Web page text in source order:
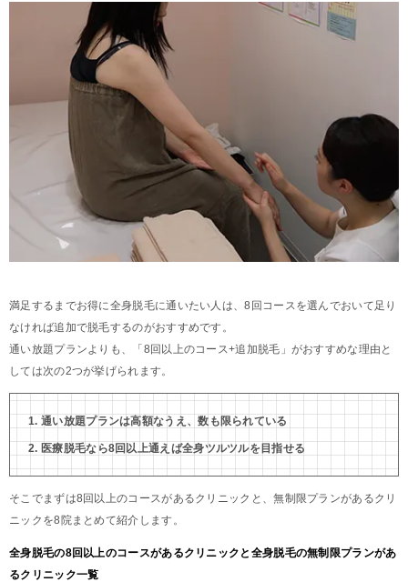
満足するまでお得に全身脱毛に通いたい人は、8回コースを選んでおいて足り
なければ追加で脱毛するのがおすすめです。
通い放題プランよりも、「8回以上のコース+追加脱毛」がおすすめな理由と
しては次の2つが挙げられます。
通い放題プランは高額なうえ、数も限られている
医療脱毛なら8回以上通えば全身ツルツルを目指せる
そこでまずは8回以上のコースがあるクリニックと、無制限プランがあるクリ
ニックを8院まとめて紹介します。
全身脱毛の8回以上のコースがあるクリニックと全身脱毛の無制限プランがあ
るクリニック一覧